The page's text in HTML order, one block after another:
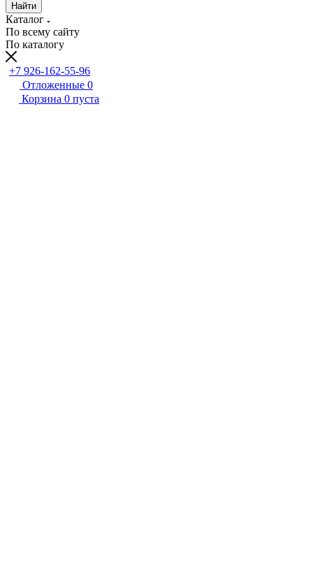
Найти
Каталог
По всему сайту
По каталогу
+7 926-162-55-96
Отложенные 0
Корзина 0 пуста